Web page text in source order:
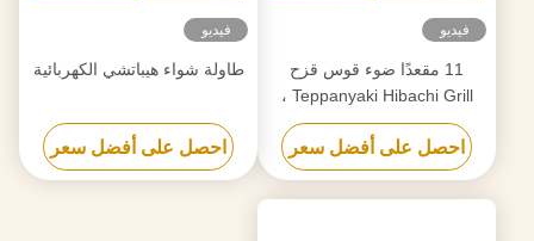
فيديو
11 مقعدًا ضوء قوس قزح
Teppanyaki Hibachi Grill ،
صفيحة من الفولاذ المقاوم
للصدأ Teppanyaki
احصل على أفضل سعر
فيديو
طاولة شواء هيباتشي الكهربائية
احصل على أفضل سعر